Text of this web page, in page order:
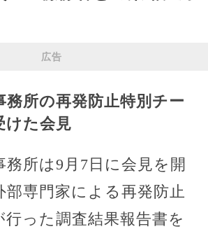
広告
務所の再発防止特別チー
けた会見
務所は9月7日に会見を開
部専門家による再発防止
った調査結果報告書を